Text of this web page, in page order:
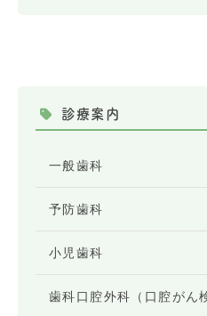
診療案内
一般歯科
予防歯科
小児歯科
歯科口腔外科（口腔がん